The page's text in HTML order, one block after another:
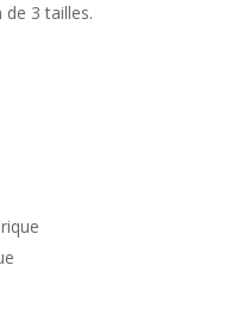
3 tailles.